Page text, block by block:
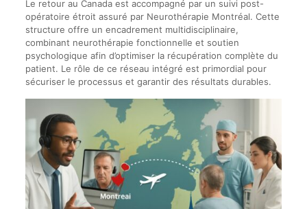
Le retour au Canada est accompagné par un suivi post-
opératoire étroit assuré par Neurothérapie Montréal. Cette
structure offre un encadrement multidisciplinaire,
combinant neurothérapie fonctionnelle et soutien
psychologique afin d’optimiser la récupération complète du
patient. Le rôle de ce réseau intégré est primordial pour
sécuriser le processus et garantir des résultats durables.